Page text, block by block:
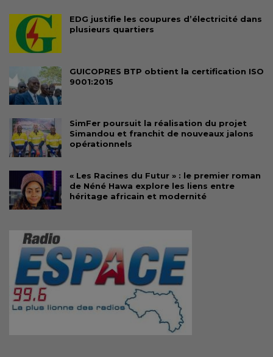
EDG justifie les coupures d’électricité dans
plusieurs quartiers
GUICOPRES BTP obtient la certification ISO
9001:2015
SimFer poursuit la réalisation du projet
Simandou et franchit de nouveaux jalons
opérationnels
« Les Racines du Futur » : le premier roman
de Néné Hawa explore les liens entre
héritage africain et modernité